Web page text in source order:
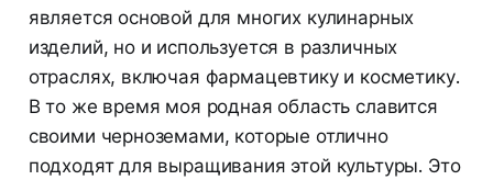
является основой для многих кулинарных
изделий, но и используется в различных
отраслях, включая фармацевтику и косметику.
В то же время моя родная область славится
своими черноземами, которые отлично
подходят для выращивания этой культуры. Это